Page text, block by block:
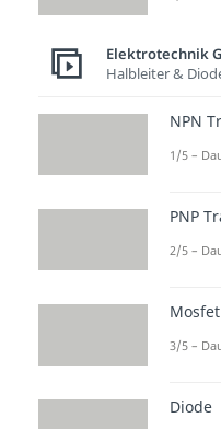
Die
sind
Elektrotechnik
Halbleiter &
NPN
1/5 –
PNP
2/5 –
Mosfet
3/5 –
Diode